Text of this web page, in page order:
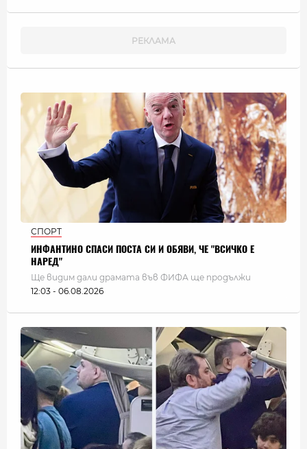
СПОРТ
ИНФАНТИНО СПАСИ ПОСТА СИ И ОБЯВИ, ЧЕ "ВСИЧКО Е
НАРЕД"
Ще видим дали драмата във ФИФА ще продължи
12:03 - 06.08.2026